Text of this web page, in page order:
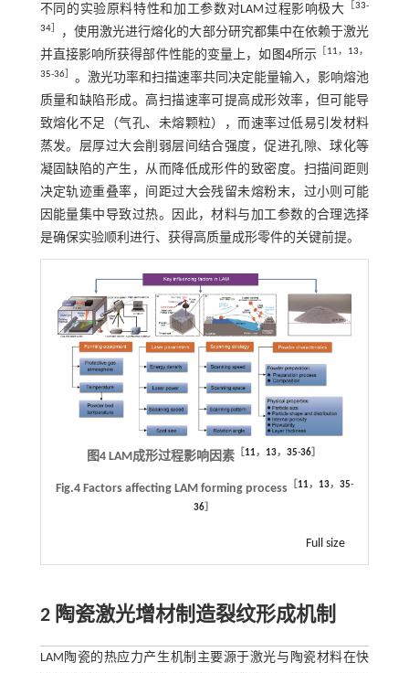
不同的实验原料特性和加工参数对LAM过程影响极大 ［33-
34］
，使用激光进行熔化的大部分研究都集中在依赖于激光
并直接影响所获得部件性能的变量上，如 图4所示［ 11， 13，
35-36］ 。激光功率和扫描速率共同决定能量输入，影响熔池
质量和缺陷形成。高扫描速率可提高成形效率，但可能导
致熔化不足（气孔、未熔颗粒），而速率过低易引发材料
蒸发。层厚过大会削弱层间结合强度，促进孔隙、球化等
凝固缺陷的产生，从而降低成形件的致密度。扫描间距则
决定轨迹重叠率，间距过大会残留未熔粉末，过小则可能
因能量集中导致过热。因此，材料与加工参数的合理选择
是确保实验顺利进行、获得高质量成形零件的关键前提。
图4 LAM成形过程影响因素 11， 13，35-36］
Fig.4 Factors affecting LAM forming process 11， 13， 35-
36］
Full size
2 陶瓷激光增材制造裂纹形成机制
LAM陶瓷的热应力产生机制主要源于激光与陶瓷材料在快